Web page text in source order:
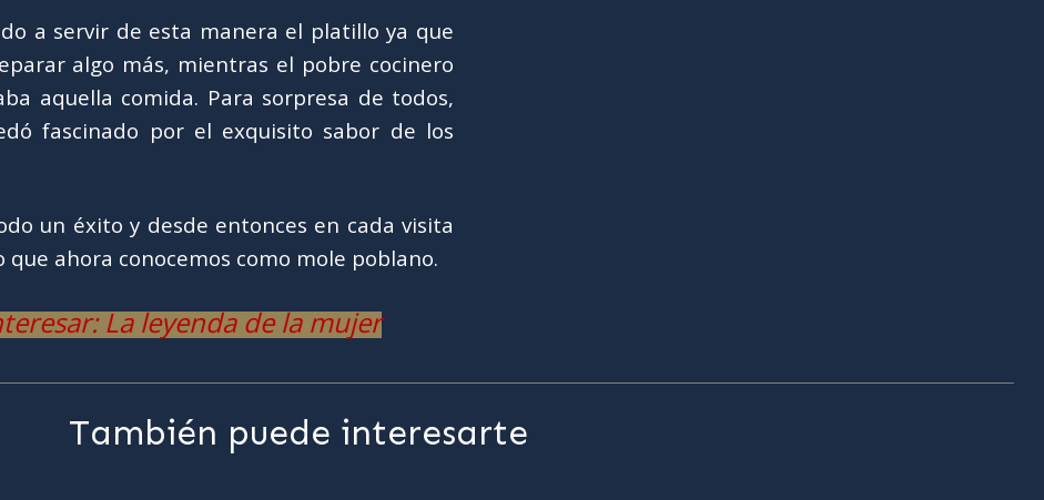
a servir de esta manera el platillo ya que
algo más, mientras el pobre cocinero
aquella comida. Para sorpresa de todos,
fascinado por el exquisito sabor de los
un éxito y desde entonces en cada visita
que ahora conocemos como mole poblano.
La leyenda de la mujer
También puede interesarte